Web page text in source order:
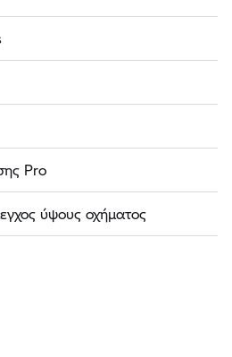
Pro
ύψους οχήματος